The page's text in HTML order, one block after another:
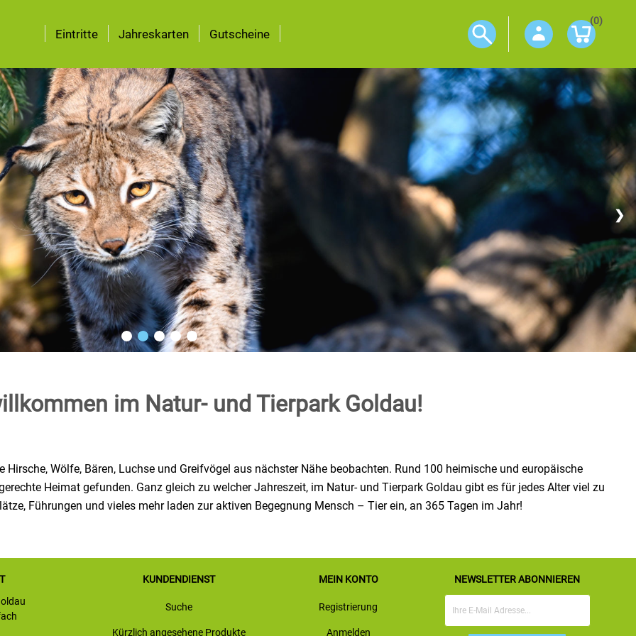
Eintritte Jahreskarten Gutscheine
(0)
❯
im Natur- und Tierpark Goldau!
Wölfe, Bären, Luchse und Greifvögel aus nächster Nähe beobachten. Rund 100 heimische und europäische
Heimat gefunden. Ganz gleich zu welcher Jahreszeit, im Natur- und Tierpark Goldau gibt es für jedes Alter viel zu
Führungen und vieles mehr laden zur aktiven Begegnung Mensch – Tier ein, an 365 Tagen im Jahr!
KUNDENDIENST
Suche
Kürzlich angesehene Produkte
MEIN KONTO
Registrierung
Anmelden
NEWSLETTER ABONNIEREN